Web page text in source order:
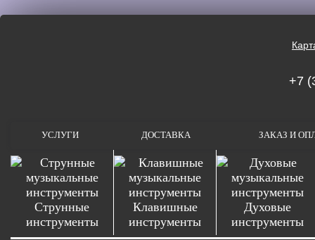
+7
УСЛУГИ ДОСТАВКА ЗАКАЗ И
Струнные
инструменты
Клавишные
инструменты
Духовые
инструменты